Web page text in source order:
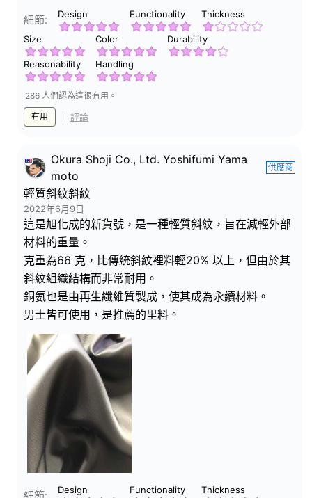
細節: Design Functionality Thickness
Size Color Durability
Reasonability Handling
286 人們認為這很有用。
有用 評論
Okura Shoji Co., Ltd. Yoshifumi Yama
moto
供應商
輕質斜紋斜紋
2022年6月9日
這是旭化成的新貨號，是一種輕質斜紋，旨在減輕外部
材料的重量。
克重為66 克，比傳統斜紋裡料輕20% 以上，但由於其
斜紋組織結構而非常耐用。
銅氨也是由再生纖維質製成，使其成為永續材料。
男士皆可使用，是推薦的里料。
細節: Design Functionality Thickness